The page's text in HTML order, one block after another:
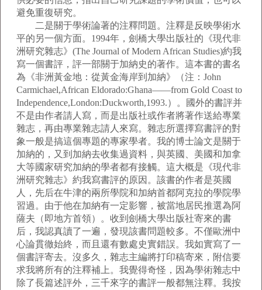
避免重復研究。
二是關于學術論著的注釋問題。注釋是反映學術水
平的另一個方面。1994年，劍橋大學出版社的《現代非
洲研究雜志》(The Journal of Modern African Studies)約我
寫一個書評，評一部關于加納史的著作。這本書的書名
為《非洲黃金地：從黃金海岸到加納》（注：John
Carmichael,African Eldorado:Ghana——from Gold Coast to
Independence,London:Duckworth,1993.）。國外的書評并
不是由作者請人寫，而是出版社或作者將著作送給專業
雜志，再由專業雜志請人來寫。雜志所選擇寫書評的對
象一般是搞這個專題的專家學者。我的博士論文是關于
加納的，又到加納去收集過資料，與英國、美國和加拿
大等國家研究加納的學者都有接觸。這大概是《現代非
洲研究雜志》約我寫書評的原因。該書的作者是英國
人，先后在牛津的兩所學院和加納首都阿克拉的學院學
習過。由于他在加納有一定影響，被當地居民推選為阿
薩夫（即地方首領）。收到劍橋大學出版社寄來的書
后，我認真讀了一遍，發現該書問題較多。不僅歐洲中
心論貫徹始終，而且還有數處史實錯誤。我如實寫了一
個書評寄去。沒多久，雜志主編將打印稿寄來，附信要
求我將所有的注釋補上。我覺得奇怪，因為學術雜志中
除了長篇述評外，三千來字的書評一般都無注釋。我按